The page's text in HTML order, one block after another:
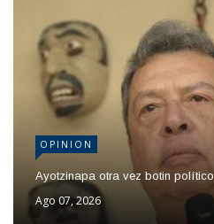
OPINION
Ayotzinapa otra vez botin político
Ago 07, 2026